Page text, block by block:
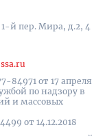
1-й пер. Мира, д.2, 4
от 17 апреля
по надзору в
и массовых
от 14.12.2018